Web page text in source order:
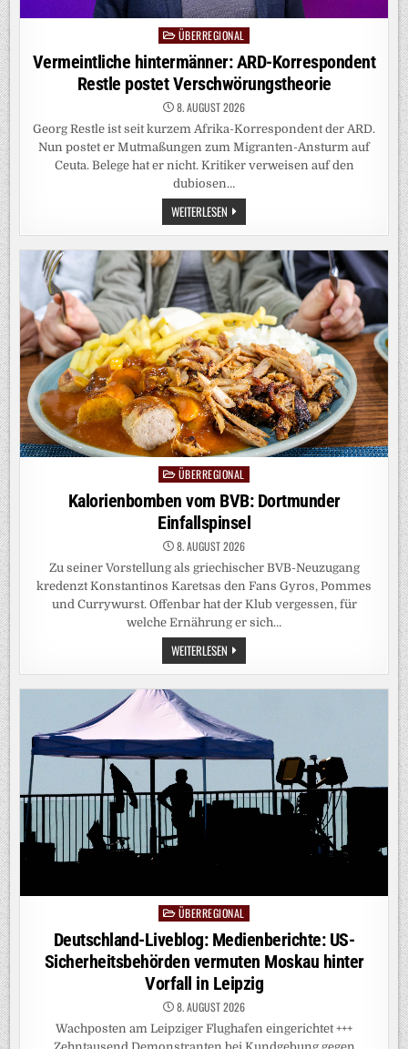
Posted
in
ÜBERREGIONAL
Vermeintliche hintermänner: ARD-Korrespondent
Restle postet Verschwörungstheorie
8. AUGUST 2026
Georg Restle ist seit kurzem Afrika-Korrespondent der ARD.
Nun postet er Mutmaßungen zum Migranten-Ansturm auf
Ceuta. Belege hat er nicht. Kritiker verweisen auf den
dubiosen…
WEITERLESEN VERMEINTLICHE
HINTERMÄNNER:
ARD-
KORRESPONDENT
RESTLE
POSTET
VERSCHWÖRUNGSTHEORIE
Posted
in
ÜBERREGIONAL
Kalorienbomben vom BVB: Dortmunder
Einfallspinsel
8. AUGUST 2026
Zu seiner Vorstellung als griechischer BVB-Neuzugang
kredenzt Konstantinos Karetsas den Fans Gyros, Pommes
und Currywurst. Offenbar hat der Klub vergessen, für
welche Ernährung er sich…
WEITERLESEN KALORIENBOMBEN
VOM
BVB:
DORTMUNDER
PostedÜBERREGIONAL
Deutschland-Liveblog: Medienberichte: US-
Sicherheitsbehörden vermuten Moskau hinter
Vorfall in Leipzig
8. AUGUST 2026
Wachposten am Leipziger Flughafen eingerichtet +++